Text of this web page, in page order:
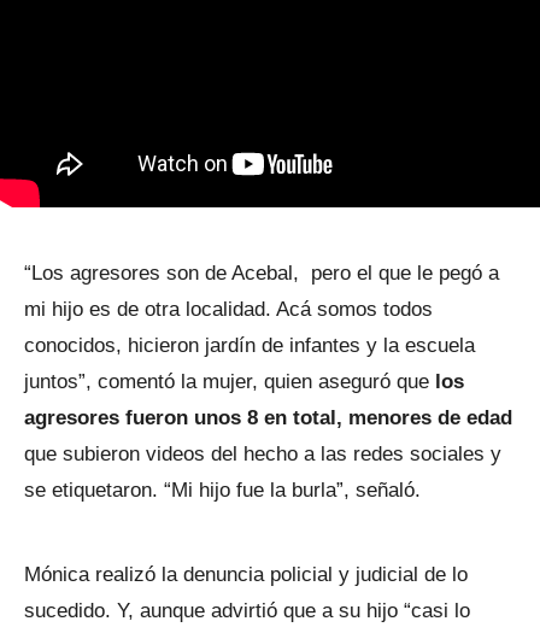
“Los agresores son de Acebal, pero el que le pegó a
mi hijo es de otra localidad. Acá somos todos
conocidos, hicieron jardín de infantes y la escuela
juntos”, comentó la mujer, quien aseguró que los
agresores fueron unos 8 en total, menores de edad
que subieron videos del hecho a las redes sociales y
se etiquetaron. “Mi hijo fue la burla”, señaló.
Mónica realizó la denuncia policial y judicial de lo
sucedido. Y, aunque advirtió que a su hijo “casi lo